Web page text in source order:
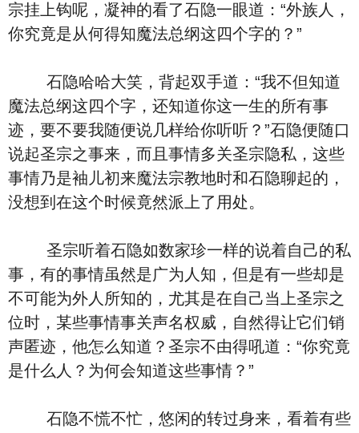
宗挂上钩呢，凝神的看了石隐一眼道：“外族人，
你究竟是从何得知魔法总纲这四个字的？”
石隐哈哈大笑，背起双手道：“我不但知道
魔法总纲这四个字，还知道你这一生的所有事
迹，要不要我随便说几样给你听听？”石隐便随口
说起圣宗之事来，而且事情多关圣宗隐私，这些
事情乃是袖儿初来魔法宗教地时和石隐聊起的，
没想到在这个时候竟然派上了用处。
圣宗听着石隐如数家珍一样的说着自己的私
事，有的事情虽然是广为人知，但是有一些却是
不可能为外人所知的，尤其是在自己当上圣宗之
位时，某些事情事关声名权威，自然得让它们销
声匿迹，他怎么知道？圣宗不由得吼道：“你究竟
是什么人？为何会知道这些事情？”
石隐不慌不忙，悠闲的转过身来，看着有些